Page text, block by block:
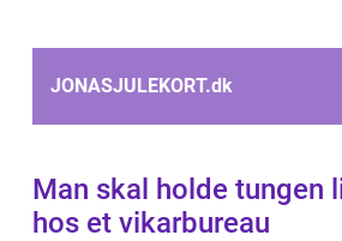
JONASJULEKORT.dk
Man skal holde tungen
hos et vikarbureau